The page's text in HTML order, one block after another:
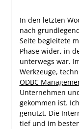
In den letzten
nach
Seite begleitete
Phase wider, in
unterwegs war.
Werkzeuge,
ODBC
Unternehmen
gekommen ist.
genutzt. Die
tief und im